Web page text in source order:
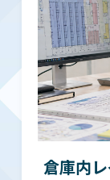
倉庫内